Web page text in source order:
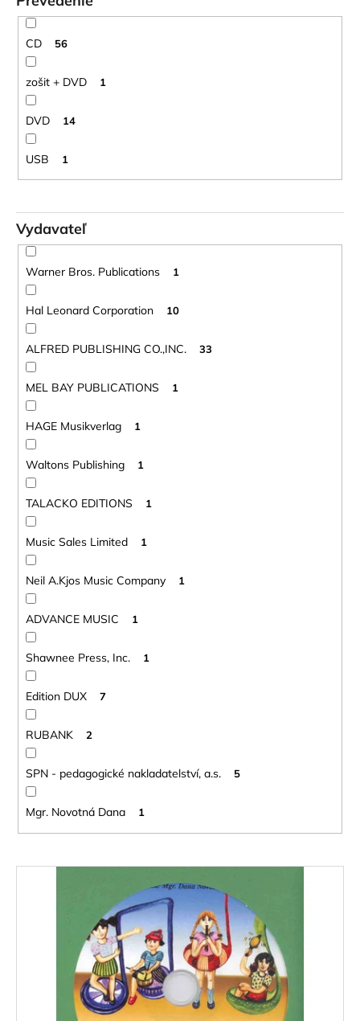
CD 56
zošit + DVD 1
DVD 14
USB 1
Vydavateľ
Warner Bros. Publications 1
Hal Leonard Corporation 10
ALFRED PUBLISHING CO.,INC. 33
MEL BAY PUBLICATIONS 1
HAGE Musikverlag 1
Waltons Publishing 1
TALACKO EDITIONS 1
Music Sales Limited 1
Neil A.Kjos Music Company 1
ADVANCE MUSIC 1
Shawnee Press, Inc. 1
Edition DUX 7
RUBANK 2
SPN - pedagogické nakladatelství, a.s. 5
Mgr. Novotná Dana 1